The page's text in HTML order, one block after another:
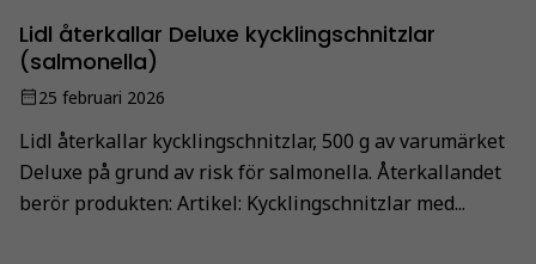
Lidl återkallar Deluxe kycklingschnitzlar
(salmonella)
25 februari 2026
Lidl återkallar kycklingschnitzlar, 500 g av varumärket
Deluxe på grund av risk för salmonella. Återkallandet
berör produkten: Artikel: Kycklingschnitzlar med...